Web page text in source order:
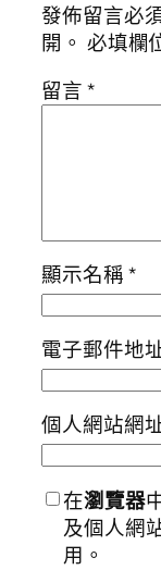
發佈留言必
開。 必填欄
留言*
顯示名稱*
電子郵件地
個人網站網
在瀏覽器
及個人網
用。